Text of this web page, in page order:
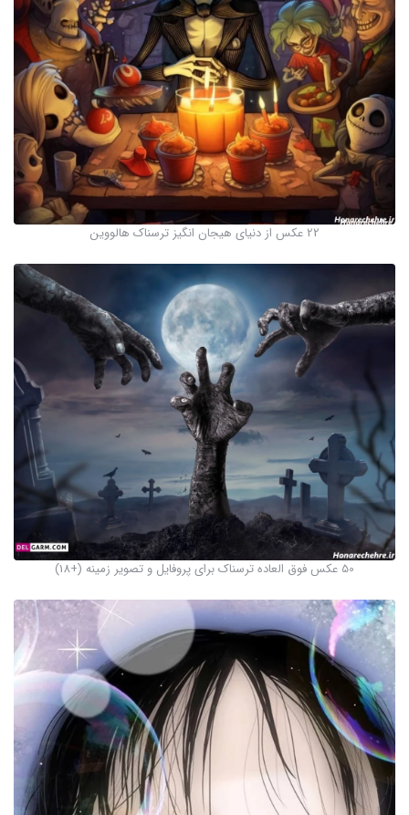
22 عکس از دنیای هیجان انگیز ترسناک هالووین
50 عکس فوق العاده ترسناک برای پروفایل و تصویر زمینه (+18)